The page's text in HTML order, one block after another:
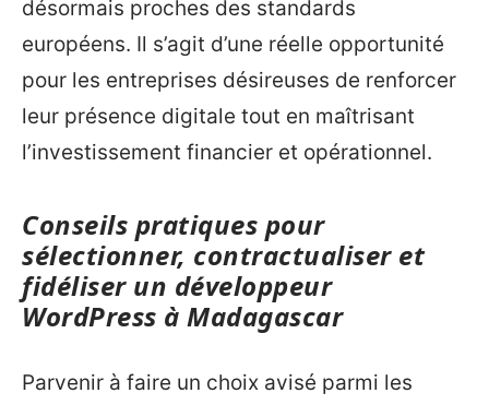
désormais proches des standards
européens. Il s’agit d’une réelle opportunité
pour les entreprises désireuses de renforcer
leur présence digitale tout en maîtrisant
l’investissement financier et opérationnel.
Conseils pratiques pour
sélectionner, contractualiser et
fidéliser un développeur
WordPress à Madagascar
Parvenir à faire un choix avisé parmi les